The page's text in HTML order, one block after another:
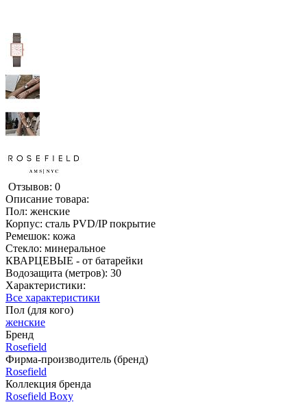
Отзывов: 0
Описание товара:
Пол: женские
Корпус: сталь PVD/IP покрытие
Ремешок: кожа
Стекло: минеральное
КВАРЦЕВЫЕ - от батарейки
Водозащита (метров): 30
Характеристики:
Все характеристики
Пол (для кого)
женские
Бренд
Rosefield
Фирма-производитель (бренд)
Rosefield
Коллекция бренда
Rosefield Boxy